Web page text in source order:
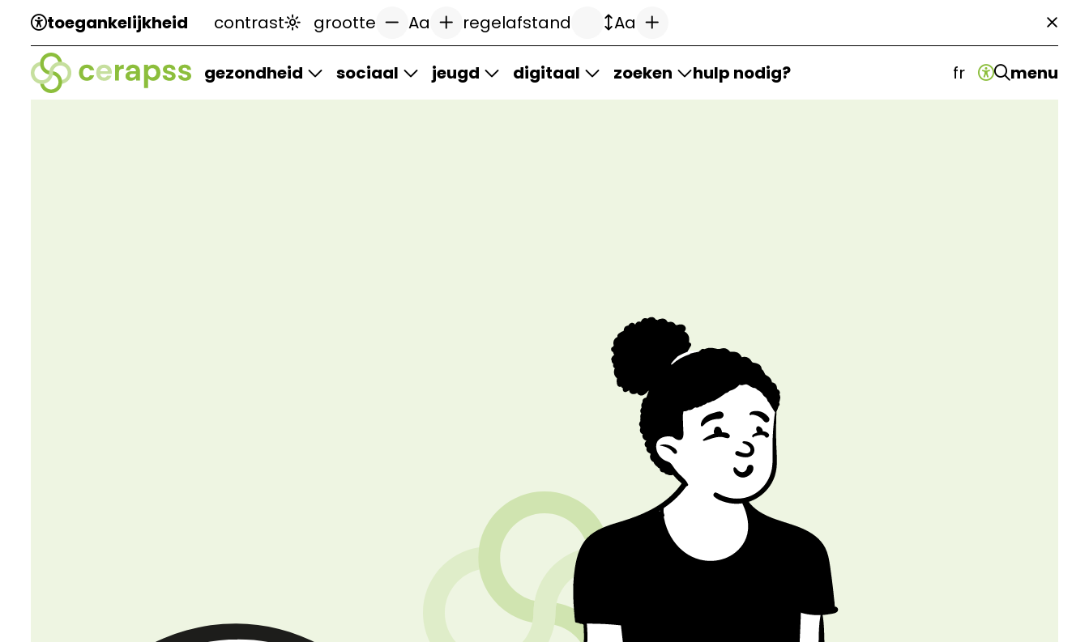
toegankelijkheid contrast grootte Aa regelafstand Aa
gezondheid sociaal jeugd digitaal zoeken hulp nodig? fr menu